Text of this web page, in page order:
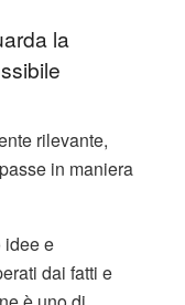
la
rilevante,
in maniera
idee e
dai fatti e